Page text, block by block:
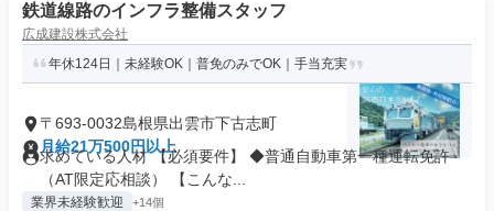
鉄道線路のインフラ整備スタッフ
広成建設株式会社
年休124日｜未経験OK｜普免のみでOK｜手当充実
〒693-0032島根県出雲市下古志町
月給21万500円以上
求めている人材 【必須要件】 ◆普通自動車第一種運転免許
（AT限定応相談） 【こんな...
業界未経験歓迎 +14個